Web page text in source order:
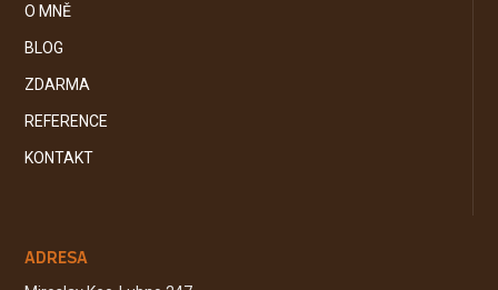
O MNĚ
BLOG
ZDARMA
REFERENCE
KONTAKT
ADRESA